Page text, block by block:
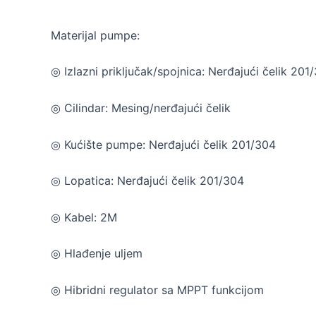
Materijal pumpe:
◎ Izlazni priključak/spojnica: Nerđajući čelik
◎ Cilindar: Mesing/nerđajući čelik
◎ Kućište pumpe: Nerđajući čelik 201/304
◎ Lopatica: Nerđajući čelik 201/304
◎ Kabel: 2M
◎ Hlađenje uljem
◎ Hibridni regulator sa MPPT funkcijom